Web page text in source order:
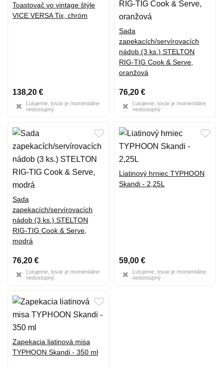
Toastovač vo vintage štýle
VICE VERSA Tix, chróm
138,20 €
Ľutujeme, tovar je momentálne
nedostupný
Sada
zapekacích/servírovacích
nádob (3 ks.) STELTON
RIG-TIG Cook & Serve,
oranžová
76,20 €
Ľutujeme, tovar je momentálne
nedostupný
Sada
zapekacích/servírovacích
nádob (3 ks.) STELTON
RIG-TIG Cook & Serve,
modrá
76,20 €
Ľutujeme, tovar je momentálne
nedostupný
Liatinový hrniec TYPHOON
Skandi - 2,25L
59,00 €
Ľutujeme, tovar je momentálne
nedostupný
Zapekacia liatinová misa
TYPHOON Skandi - 350 ml